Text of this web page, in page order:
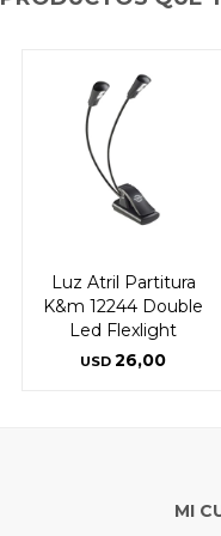
Luz Atril Partitura
K&m 12244 Double
Led Flexlight
USD 26,00
MI